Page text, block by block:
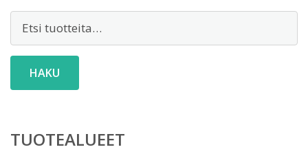
Etsi:
HAKU
TUOTEALUEET